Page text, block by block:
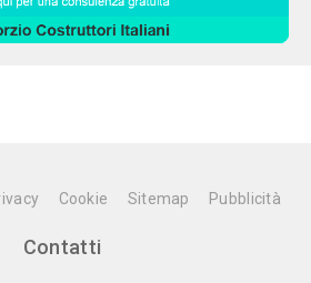
Cookie Sitemap Pubblicità
Contatti